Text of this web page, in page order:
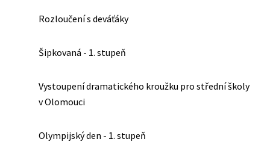
Rozloučení s deváťáky
Šipkovaná - 1. stupeň
Vystoupení dramatického kroužku pro střední školy
v Olomouci
Olympijský den - 1. stupeň